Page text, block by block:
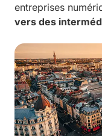
entreprises
vers des